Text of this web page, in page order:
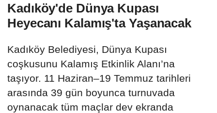
Kadıköy'de Dünya Kupası
Heyecanı Kalamış'ta Yaşanacak
Kadıköy Belediyesi, Dünya Kupası
coşkusunu Kalamış Etkinlik Alanı’na
taşıyor. 11 Haziran–19 Temmuz tarihleri
arasında 39 gün boyunca turnuvada
oynanacak tüm maçlar dev ekranda